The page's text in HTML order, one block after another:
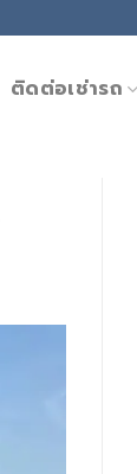
ติดต่อเช่ารถ